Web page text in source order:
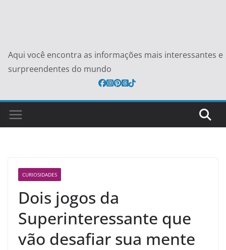
Aqui você encontra as informações mais interessantes e
surpreendentes do mundo
CURIOSIDADES
Dois jogos da
Superinteressante que
vão desafiar sua mente